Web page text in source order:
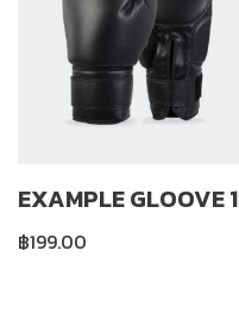
EXAMPLE GLOOVE 1
฿199.00